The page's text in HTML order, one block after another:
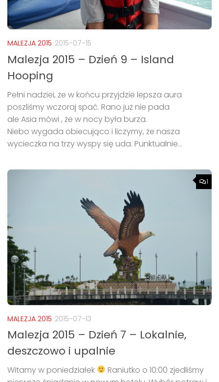
MALEZJA 2015 2015-07-15
Malezja 2015 – Dzień 9 – Island
Hooping
Pełni nadziei, że w końcu przyjdzie lepsza aura
poszliśmy wczoraj spać. Rano już nie pada
ale Asia mówi , że w nocy była burza.
Niebo wygada obiecująco i liczymy, że nasza
wycieczka na trzy wyspy się uda. Punktualnie...
1
MALEZJA 2015 2015-07-13
Malezja 2015 – Dzień 7 – Lokalnie,
deszczowo i upalnie
Witamy w poniedziałek
Raniutko o 10:00 zjedliśmy